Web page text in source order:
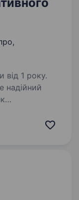
від 1 року.
Робота в